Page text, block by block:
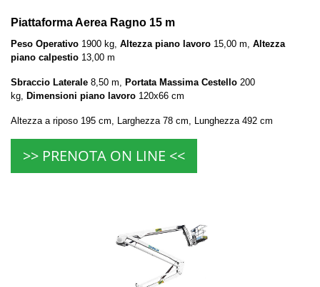
Piattaforma Aerea Ragno 15 m
Peso Operativo 1900 kg, Altezza piano lavoro 15,00 m, Altezza
piano calpestio 13,00 m
Sbraccio Laterale 8,50 m, Portata Massima Cestello 200
kg, Dimensioni piano lavoro 120x66 cm
Altezza a riposo 195 cm, Larghezza 78 cm, Lunghezza 492 cm
>> PRENOTA ON LINE <<